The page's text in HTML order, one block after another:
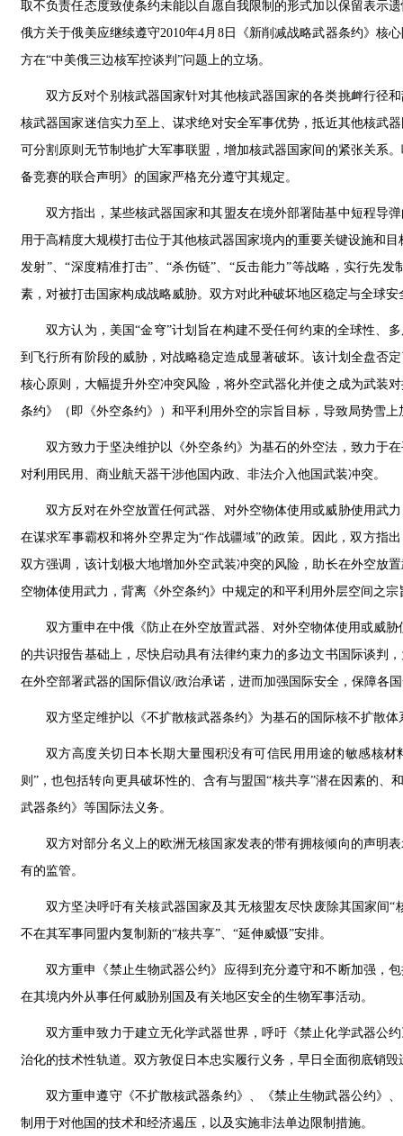
取不负责任态度致使条约未能以自愿自我限制的形式加以保留表示
俄方关于俄美应继续遵守2010年4月8日《新削减战略武器条约》核
方在“中美俄三边核军控谈判”问题上的立场。
双方反对个别核武器国家针对其他核武器国家的各类挑衅行径
核武器国家迷信实力至上、谋求绝对安全军事优势，抵近其他核武
可分割原则无节制地扩大军事联盟，增加核武器国家间的紧张关系
备竞赛的联合声明》的国家严格充分遵守其规定。
双方指出，某些核武器国家和其盟友在境外部署陆基中短程导
用于高精度大规模打击位于其他核武器国家境内的重要关键设施和
发射”、“深度精准打击”、“杀伤链”、“反击能力”等战略，实行先
素，对被打击国家构成战略威胁。双方对此种破坏地区稳定与全球
双方认为，美国“金穹”计划旨在构建不受任何约束的全球性、
到飞行所有阶段的威胁，对战略稳定造成显著破坏。该计划全盘否
核心原则，大幅提升外空冲突风险，将外空武器化并使之成为武装
条约》（即《外空条约》）和平利用外空的宗旨目标，导致局势雪上
双方致力于坚决维护以《外空条约》为基石的外空法，致力于
对利用民用、商业航天器干涉他国内政、非法介入他国武装冲突。
双方反对在外空放置任何武器、对外空物体使用或威胁使用武
在谋求军事霸权和将外空界定为“作战疆域”的政策。因此，双方指
双方强调，该计划极大地增加外空武装冲突的风险，助长在外空放
空物体使用武力，背离《外空条约》中规定的和平利用外层空间之宗
双方重申在中俄《防止在外空放置武器、对外空物体使用或威
的共识报告基础上，尽快启动具有法律约束力的多边文书国际谈判
在外空部署武器的国际倡议/政治承诺，进而加强国际安全，保障各
双方坚定维护以《不扩散核武器条约》为基石的国际核不扩散
双方高度关切日本长期大量囤积没有可信民用用途的敏感核
则”，也包括转向更具破坏性的、含有与盟国“核共享”潜在因素的
武器条约》等国际法义务。
双方对部分名义上的欧洲无核国家发表的带有拥核倾向的声明
有的监管。
双方坚决呼吁有关核武器国家及其无核盟友尽快废除其国家间
不在其军事同盟内复制新的“核共享”、“延伸威慑”安排。
双方重申《禁止生物武器公约》应得到充分遵守和不断加强，
在其境内外从事任何威胁别国及有关地区安全的生物军事活动。
双方重申致力于建立无化学武器世界，呼吁《禁止化学武器公
治化的技术性轨道。双方敦促日本忠实履行义务，早日全面彻底销
双方重申遵守《不扩散核武器条约》、《禁止生物武器公约》
制用于对他国的技术和经济遏压，以及实施非法单边限制措施。